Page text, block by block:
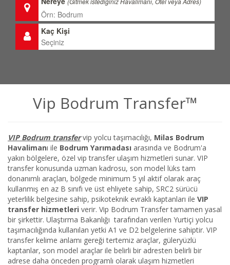
Hizmetlerimiz
HakkımızdaKaç Kişi
Vip Bodrum Transfer™
VIP Bodrum transfervip yolcu taşımacılığı, Milas Bodrum
Havalimanı ile Bodrum Yarımadası arasında ve Bodrum'a
yakın bölgelere, özel vip transfer ulaşım hizmetleri sunar. VIP
transfer konusunda uzman kadrosu, son model lüks tam
donanımlı araçları, bölgede minimum 5 yıl aktif olarak araç
kullanmış en az B sınıfı ve üst ehliyete sahip, SRC2 sürücü
yeterlilik belgesine sahip, psikoteknik evraklı kaptanları ile VIP
transfer hizmetleri verir. Vip Bodrum Transfer tamamen yasal
bir şirkettir. Ulaştırma Bakanlığı tarafından verilen Yurtiçi yolcu
taşımacılığında kullanılan yetki A1 ve D2 belgelerine sahiptir. VIP
transfer kelime anlamı gereği tertemiz araçlar, güleryüzlü
kaptanlar, son model araçlar ile belirli bir adresten belirli bir
adrese daha önceden programlı olarak ulaşım hizmetleri